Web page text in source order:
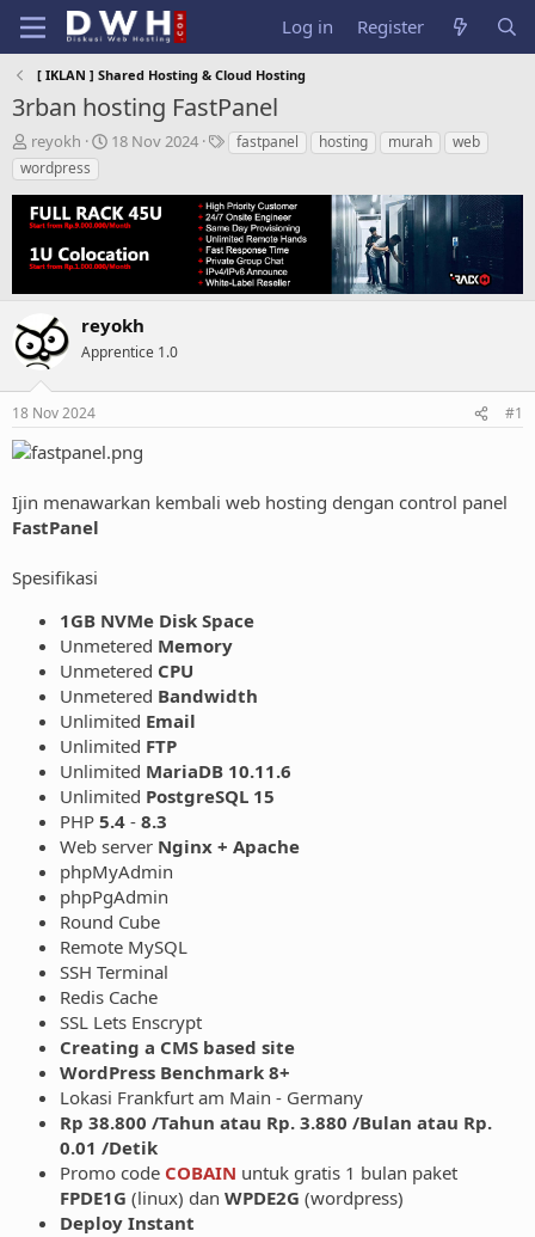
Log in Register
[ IKLAN ] Shared Hosting & Cloud Hosting
3rban hosting FastPanel
T
h
r
e
a
d
s
t
r
t
r
reyokh
S
r
t
d
a
t
18 Nov 2024
T
s
fastpanel hosting murah
web
wordpress
reyokh
Apprentice 1.0
18 Nov 2024 #1
Ijin menawarkan kembali web hosting dengan control panel
FastPanel
Spesifikasi
1GB NVMe Disk Space
Unmetered Memory
Unmetered CPU
Unmetered Bandwidth
Unlimited Email
Unlimited FTP
Unlimited MariaDB 10.11.6
Unlimited PostgreSQL 15
PHP 5.4 - 8.3
Web server Nginx + Apache
phpMyAdmin
phpPgAdmin
Round Cube
Remote MySQL
SSH Terminal
Redis Cache
SSL Lets Enscrypt
Creating a CMS based site
WordPress Benchmark 8+
Lokasi Frankfurt am Main - Germany
Rp 38.800 /Tahun atau Rp. 3.880 /Bulan atau Rp.
0.01 /Detik
Promo code COBAIN untuk gratis 1 bulan paket
FPDE1G (linux) dan WPDE2G (wordpress)
Deploy Instant